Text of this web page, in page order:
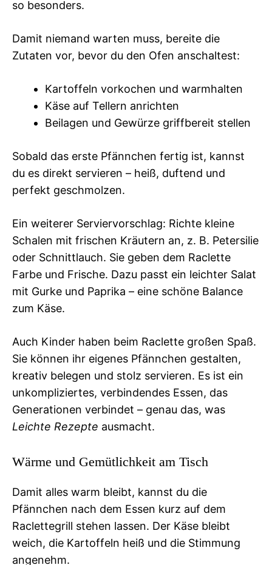
so besonders.
Damit niemand warten muss, bereite die
Zutaten vor, bevor du den Ofen anschaltest:
Kartoffeln vorkochen und warmhalten
Käse auf Tellern anrichten
Beilagen und Gewürze griffbereit stellen
Sobald das erste Pfännchen fertig ist, kannst
du es direkt servieren – heiß, duftend und
perfekt geschmolzen.
Ein weiterer Serviervorschlag: Richte kleine
Schalen mit frischen Kräutern an, z. B. Petersilie
oder Schnittlauch. Sie geben dem Raclette
Farbe und Frische. Dazu passt ein leichter Salat
mit Gurke und Paprika – eine schöne Balance
zum Käse.
Auch Kinder haben beim Raclette großen Spaß.
Sie können ihr eigenes Pfännchen gestalten,
kreativ belegen und stolz servieren. Es ist ein
unkompliziertes, verbindendes Essen, das
Generationen verbindet – genau das, was
Leichte Rezepte ausmacht.
Wärme und Gemütlichkeit am Tisch
Damit alles warm bleibt, kannst du die
Pfännchen nach dem Essen kurz auf dem
Raclettegrill stehen lassen. Der Käse bleibt
weich, die Kartoffeln heiß und die Stimmung
angenehm.